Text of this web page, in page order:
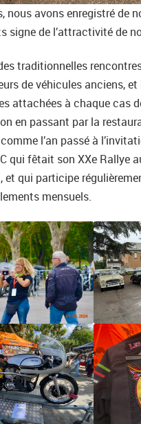
nous avons enregistré de
signe de l’attractivité de
traditionnelles
de véhicules anciens,
attachées à chaque cas
en passant par la
l’an passé à
qui fêtait son XXe Rallye
et qui participe
mensuels.